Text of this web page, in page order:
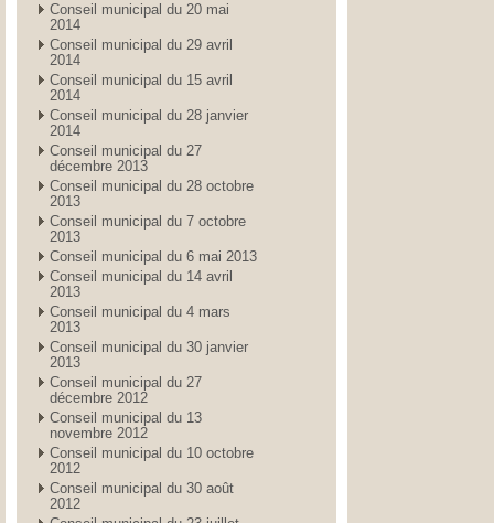
Conseil municipal du 20 mai
2014
Conseil municipal du 29 avril
2014
Conseil municipal du 15 avril
2014
Conseil municipal du 28 janvier
2014
Conseil municipal du 27
décembre 2013
Conseil municipal du 28 octobre
2013
Conseil municipal du 7 octobre
2013
Conseil municipal du 6 mai 2013
Conseil municipal du 14 avril
2013
Conseil municipal du 4 mars
2013
Conseil municipal du 30 janvier
2013
Conseil municipal du 27
décembre 2012
Conseil municipal du 13
novembre 2012
Conseil municipal du 10 octobre
2012
Conseil municipal du 30 août
2012